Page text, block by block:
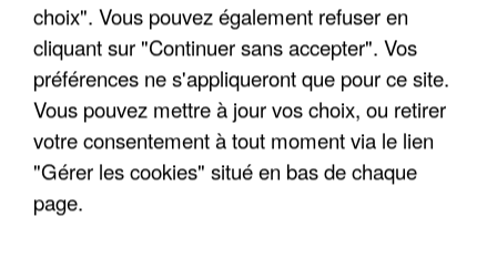
choix". Vous pouvez également refuser en
cliquant sur "Continuer sans accepter". Vos
préférences ne s'appliqueront que pour ce site.
Vous pouvez mettre à jour vos choix, ou retirer
votre consentement à tout moment via le lien
"Gérer les cookies" situé en bas de chaque
page.